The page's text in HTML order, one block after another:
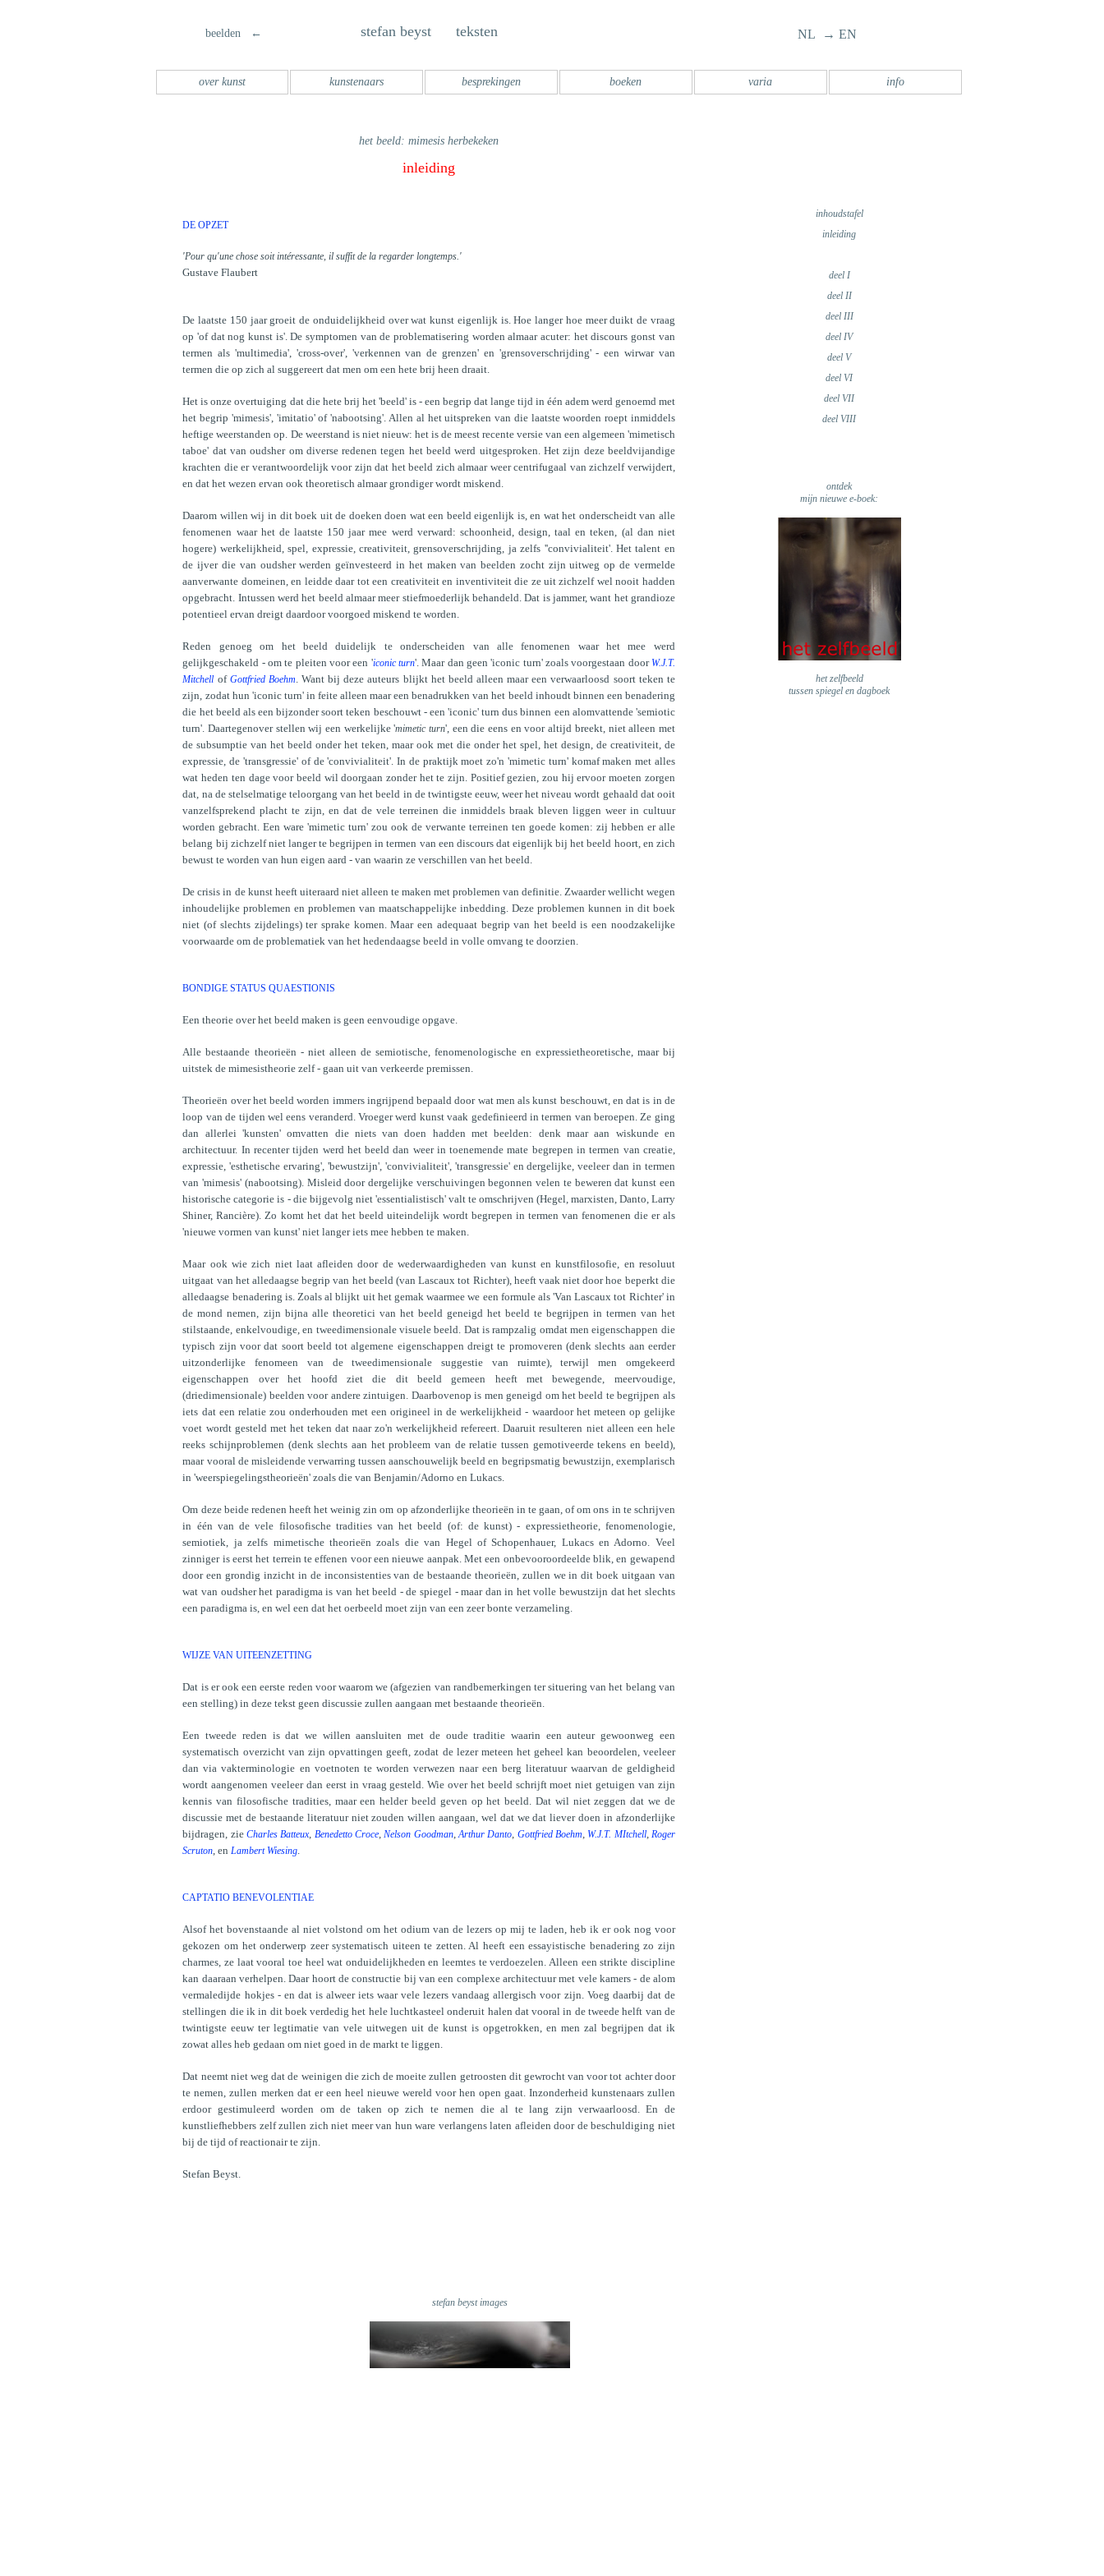
NL → EN
stefan beyst teksten
beelden ←
info
varia
boeken
besprekingen
kunstenaars
over kunst
het beeld: mimesis herbekeken
inleiding
DE OPZET
'Pour qu'une chose soit intéressante, il suffit de la regarder longtemps.'
Gustave Flaubert
De laatste 150 jaar groeit de onduidelijkheid over wat kunst eigenlijk is. Hoe langer hoe meer duikt de vraag
op 'of dat nog kunst is'. De symptomen van de problematisering worden almaar acuter: het discours gonst van
termen als 'multimedia', 'cross-over', 'verkennen van de grenzen' en 'grensoverschrijding' - een wirwar van
termen die op zich al suggereert dat men om een hete brij heen draait.
Het is onze overtuiging dat die hete brij het 'beeld' is - een begrip dat lange tijd in één adem werd genoemd met
het begrip 'mimesis', 'imitatio' of 'nabootsing'. Allen al het uitspreken van die laatste woorden roept inmiddels
heftige weerstanden op. De weerstand is niet nieuw: het is de meest recente versie van een algemeen 'mimetisch
taboe' dat van oudsher om diverse redenen tegen het beeld werd uitgesproken. Het zijn deze beeldvijandige
krachten die er verantwoordelijk voor zijn dat het beeld zich almaar weer centrifugaal van zichzelf verwijdert,
en dat het wezen ervan ook theoretisch almaar grondiger wordt miskend.
Daarom willen wij in dit boek uit de doeken doen wat een beeld eigenlijk is, en wat het onderscheidt van alle
fenomenen waar het de laatste 150 jaar mee werd verward: schoonheid, design, taal en teken, (al dan niet
hogere) werkelijkheid, spel, expressie, creativiteit, grensoverschrijding, ja zelfs ''convivialiteit'. Het talent en
de ijver die van oudsher werden geïnvesteerd in het maken van beelden zocht zijn uitweg op de vermelde
aanverwante domeinen, en leidde daar tot een creativiteit en inventiviteit die ze uit zichzelf wel nooit hadden
opgebracht. Intussen werd het beeld almaar meer stiefmoederlijk behandeld. Dat is jammer, want het grandioze
potentieel ervan dreigt daardoor voorgoed miskend te worden.
Reden genoeg om het beeld duidelijk te onderscheiden van alle fenomenen waar het mee werd
gelijkgeschakeld - om te pleiten voor een 'iconic turn'. Maar dan geen 'iconic turn' zoals voorgestaan door W.J.T.
Mitchell of Gottfried Boehm. Want bij deze auteurs blijkt het beeld alleen maar een verwaarloosd soort teken te
zijn, zodat hun 'iconic turn' in feite alleen maar een benadrukken van het beeld inhoudt binnen een benadering
die het beeld als een bijzonder soort teken beschouwt - een 'iconic' turn dus binnen een alomvattende 'semiotic
turn'. Daartegenover stellen wij een werkelijke 'mimetic turn', een die eens en voor altijd breekt, niet alleen met
de subsumptie van het beeld onder het teken, maar ook met die onder het spel, het design, de creativiteit, de
expressie, de 'transgressie' of de 'convivialiteit'. In de praktijk moet zo'n 'mimetic turn' komaf maken met alles
wat heden ten dage voor beeld wil doorgaan zonder het te zijn. Positief gezien, zou hij ervoor moeten zorgen
dat, na de stelselmatige teloorgang van het beeld in de twintigste eeuw, weer het niveau wordt gehaald dat ooit
vanzelfsprekend placht te zijn, en dat de vele terreinen die inmiddels braak bleven liggen weer in cultuur
worden gebracht. Een ware 'mimetic turn' zou ook de verwante terreinen ten goede komen: zij hebben er alle
belang bij zichzelf niet langer te begrijpen in termen van een discours dat eigenlijk bij het beeld hoort, en zich
bewust te worden van hun eigen aard - van waarin ze verschillen van het beeld.
De crisis in de kunst heeft uiteraard niet alleen te maken met problemen van definitie. Zwaarder wellicht wegen
inhoudelijke problemen en problemen van maatschappelijke inbedding. Deze problemen kunnen in dit boek
niet (of slechts zijdelings) ter sprake komen. Maar een adequaat begrip van het beeld is een noodzakelijke
voorwaarde om de problematiek van het hedendaagse beeld in volle omvang te doorzien.
BONDIGE STATUS QUAESTIONIS
Een theorie over het beeld maken is geen eenvoudige opgave.
Alle bestaande theorieën - niet alleen de semiotische, fenomenologische en expressietheoretische, maar bij
uitstek de mimesistheorie zelf - gaan uit van verkeerde premissen.
Theorieën over het beeld worden immers ingrijpend bepaald door wat men als kunst beschouwt, en dat is in de
loop van de tijden wel eens veranderd. Vroeger werd kunst vaak gedefinieerd in termen van beroepen. Ze ging
dan allerlei 'kunsten' omvatten die niets van doen hadden met beelden: denk maar aan wiskunde en
architectuur. In recenter tijden werd het beeld dan weer in toenemende mate begrepen in termen van creatie,
expressie, 'esthetische ervaring', 'bewustzijn', 'convivialiteit', 'transgressie' en dergelijke, veeleer dan in termen
van 'mimesis' (nabootsing). Misleid door dergelijke verschuivingen begonnen velen te beweren dat kunst een
historische categorie is - die bijgevolg niet 'essentialistisch' valt te omschrijven (Hegel, marxisten, Danto, Larry
Shiner, Rancière). Zo komt het dat het beeld uiteindelijk wordt begrepen in termen van fenomenen die er als
'nieuwe vormen van kunst' niet langer iets mee hebben te maken.
Maar ook wie zich niet laat afleiden door de wederwaardigheden van kunst en kunstfilosofie, en resoluut
uitgaat van het alledaagse begrip van het beeld (van Lascaux tot Richter), heeft vaak niet door hoe beperkt die
alledaagse benadering is. Zoals al blijkt uit het gemak waarmee we een formule als 'Van Lascaux tot Richter' in
de mond nemen, zijn bijna alle theoretici van het beeld geneigd het beeld te begrijpen in termen van het
stilstaande, enkelvoudige, en tweedimensionale visuele beeld. Dat is rampzalig omdat men eigenschappen die
typisch zijn voor dat soort beeld tot algemene eigenschappen dreigt te promoveren (denk slechts aan eerder
uitzonderlijke fenomeen van de tweedimensionale suggestie van ruimte), terwijl men omgekeerd
eigenschappen over het hoofd ziet die dit beeld gemeen heeft met bewegende, meervoudige,
(driedimensionale) beelden voor andere zintuigen. Daarbovenop is men geneigd om het beeld te begrijpen als
iets dat een relatie zou onderhouden met een origineel in de werkelijkheid - waardoor het meteen op gelijke
voet wordt gesteld met het teken dat naar zo'n werkelijkheid refereert. Daaruit resulteren niet alleen een hele
reeks schijnproblemen (denk slechts aan het probleem van de relatie tussen gemotiveerde tekens en beeld),
maar vooral de misleidende verwarring tussen aanschouwelijk beeld en begripsmatig bewustzijn, exemplarisch
in 'weerspiegelingstheorieën' zoals die van Benjamin/Adorno en Lukacs.
Om deze beide redenen heeft het weinig zin om op afzonderlijke theorieën in te gaan, of om ons in te schrijven
in één van de vele filosofische tradities van het beeld (of: de kunst) - expressietheorie, fenomenologie,
semiotiek, ja zelfs mimetische theorieën zoals die van Hegel of Schopenhauer, Lukacs en Adorno. Veel
zinniger is eerst het terrein te effenen voor een nieuwe aanpak. Met een onbevooroordeelde blik, en gewapend
door een grondig inzicht in de inconsistenties van de bestaande theorieën, zullen we in dit boek uitgaan van
wat van oudsher het paradigma is van het beeld - de spiegel - maar dan in het volle bewustzijn dat het slechts
een paradigma is, en wel een dat het oerbeeld moet zijn van een zeer bonte verzameling.
WIJZE VAN UITEENZETTING
Dat is er ook een eerste reden voor waarom we (afgezien van randbemerkingen ter situering van het belang van
een stelling) in deze tekst geen discussie zullen aangaan met bestaande theorieën.
Een tweede reden is dat we willen aansluiten met de oude traditie waarin een auteur gewoonweg een
systematisch overzicht van zijn opvattingen geeft, zodat de lezer meteen het geheel kan beoordelen, veeleer
dan via vakterminologie en voetnoten te worden verwezen naar een berg literatuur waarvan de geldigheid
wordt aangenomen veeleer dan eerst in vraag gesteld. Wie over het beeld schrijft moet niet getuigen van zijn
kennis van filosofische tradities, maar een helder beeld geven op het beeld. Dat wil niet zeggen dat we de
discussie met de bestaande literatuur niet zouden willen aangaan, wel dat we dat liever doen in afzonderlijke
bijdragen, zieCharles Batteux, Benedetto Croce,Nelson Goodman,Arthur Danto, Gottfried Boehm, W.J.T. MItchell,Roger
Scruton, enLambert Wiesing.
CAPTATIO BENEVOLENTIAE
Alsof het bovenstaande al niet volstond om het odium van de lezers op mij te laden, heb ik er ook nog voor
gekozen om het onderwerp zeer systematisch uiteen te zetten. Al heeft een essayistische benadering zo zijn
charmes, ze laat vooral toe heel wat onduidelijkheden en leemtes te verdoezelen. Alleen een strikte discipline
kan daaraan verhelpen. Daar hoort de constructie bij van een complexe architectuur met vele kamers - de alom
vermaledijde hokjes - en dat is alweer iets waar vele lezers vandaag allergisch voor zijn. Voeg daarbij dat de
stellingen die ik in dit boek verdedig het hele luchtkasteel onderuit halen dat vooral in de tweede helft van de
twintigste eeuw ter legtimatie van vele uitwegen uit de kunst is opgetrokken, en men zal begrijpen dat ik
zowat alles heb gedaan om niet goed in de markt te liggen.
Dat neemt niet weg dat de weinigen die zich de moeite zullen getroosten dit gewrocht van voor tot achter door
te nemen, zullen merken dat er een heel nieuwe wereld voor hen open gaat. Inzonderheid kunstenaars zullen
erdoor gestimuleerd worden om de taken op zich te nemen die al te lang zijn verwaarloosd. En de
kunstliefhebbers zelf zullen zich niet meer van hun ware verlangens laten afleiden door de beschuldiging niet
bij de tijd of reactionair te zijn.
Stefan Beyst.
inhoudstafel
inleiding
deel I
deel II
deel III
deel IV
deel V
deel VI
deel VII
deel VIII
ontdek
mijn nieuwe e-boek:
het zelfbeeld
tussen spiegel en dagboek
stefan beyst images